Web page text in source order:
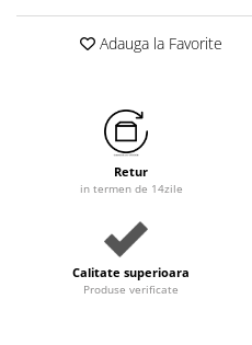
Adauga la Favorite
Retur
in termen de 14zile
Calitate superioara
Produse verificate